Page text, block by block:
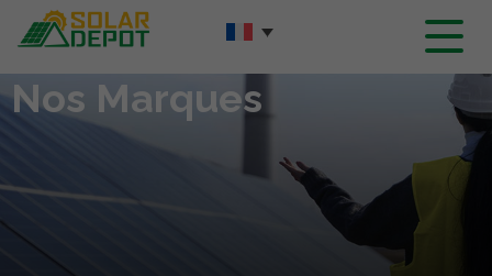
Contenu
principal
Nos Marques